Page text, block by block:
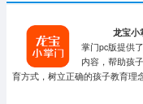
龙宝小
掌门pc版提供
内容，帮助孩
育方式，树立正确的孩子教育理